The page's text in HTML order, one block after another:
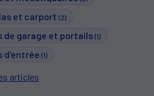
et carport (2)
de garage et portails (1)
d'entrée (1)
articles